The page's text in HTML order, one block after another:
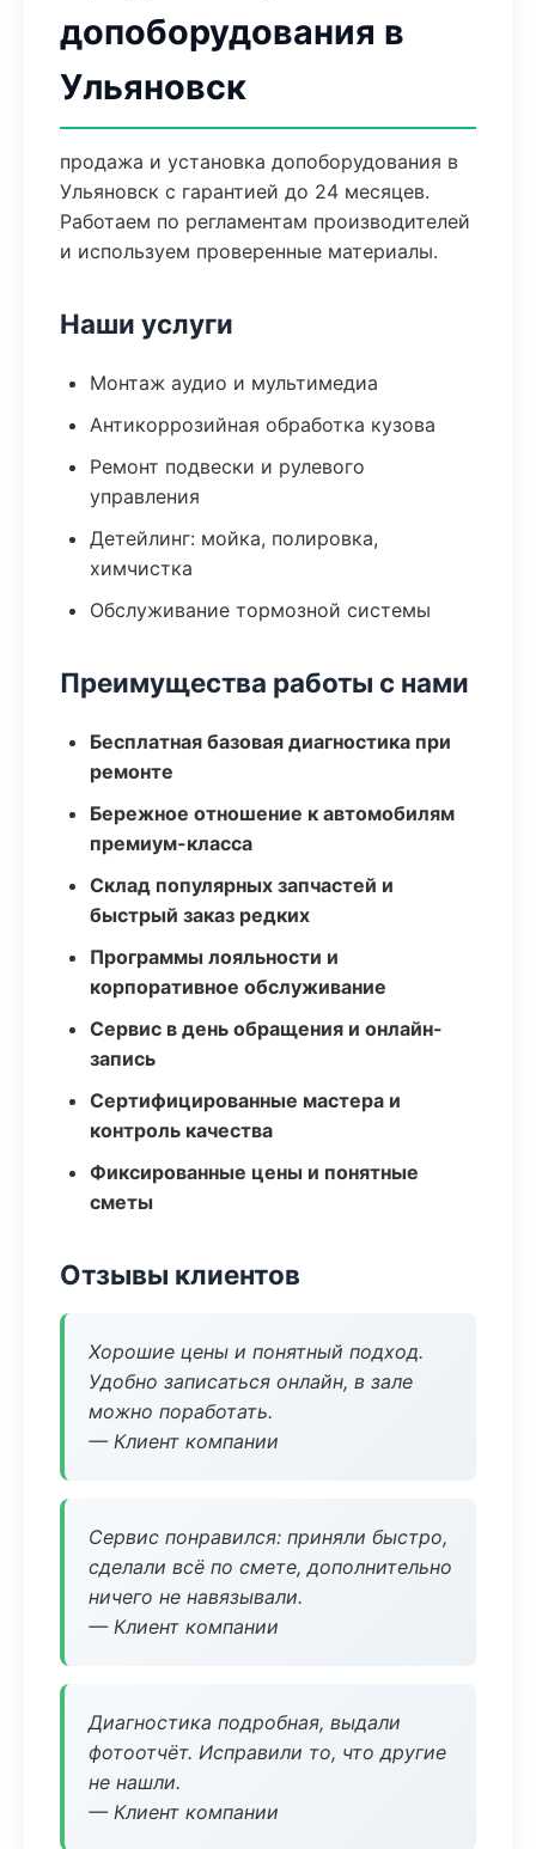
допоборудования в
Ульяновск
продажа и установка допоборудования в
Ульяновск с гарантией до 24 месяцев.
Работаем по регламентам производителей
и используем проверенные материалы.
Наши услуги
Монтаж аудио и мультимедиа
Антикоррозийная обработка кузова
Ремонт подвески и рулевого
управления
Детейлинг: мойка, полировка,
химчистка
Обслуживание тормозной системы
Преимущества работы с нами
Бесплатная базовая диагностика при
ремонте
Бережное отношение к автомобилям
премиум-класса
Склад популярных запчастей и
быстрый заказ редких
Программы лояльности и
корпоративное обслуживание
Сервис в день обращения и онлайн-
запись
Сертифицированные мастера и
контроль качества
Фиксированные цены и понятные
сметы
Отзывы клиентов
Хорошие цены и понятный подход.
Удобно записаться онлайн, в зале
можно поработать.
— Клиент компании
Сервис понравился: приняли быстро,
сделали всё по смете, дополнительно
ничего не навязывали.
— Клиент компании
Диагностика подробная, выдали
фотоотчёт. Исправили то, что другие
не нашли.
— Клиент компании